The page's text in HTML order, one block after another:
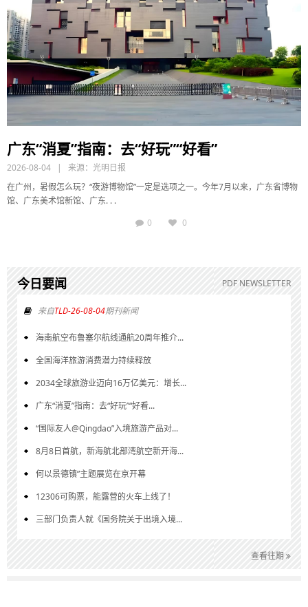
广东“消夏”指南：去“好玩”“好看”
2026-08-04 | 来源： 光明日报
在广州，暑假怎么玩？“夜游博物馆”一定是选项之一。今年7月以来，广东省博物
馆、广东美术馆新馆、广东. . .
0
0
今日要闻 PDF NEWSLETTER
来自TLD-26-08-04期刊新闻
海南航空布鲁塞尔航线通航20周年推介...
全国海洋旅游消费潜力持续释放
2034全球旅游业迈向16万亿美元：增长...
广东“消夏”指南：去“好玩”“好看...
“国际友人@Qingdao”入境旅游产品对...
8月8日首航，新海航北部湾航空新开海...
何以景德镇”主题展览在京开幕
12306可购票，能露营的火车上线了！
三部门负责人就《国务院关于出境入境...
查看往期